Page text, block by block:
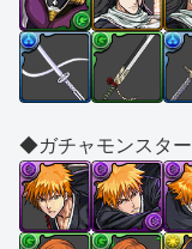
◆ガチャモンスター